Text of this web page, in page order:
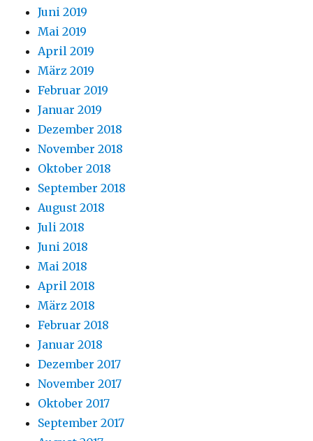
Juni 2019
Mai 2019
April 2019
März 2019
Februar 2019
Januar 2019
Dezember 2018
November 2018
Oktober 2018
September 2018
August 2018
Juli 2018
Juni 2018
Mai 2018
April 2018
März 2018
Februar 2018
Januar 2018
Dezember 2017
November 2017
Oktober 2017
September 2017